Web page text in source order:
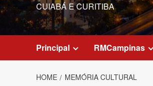
CUIABÁ E CURITIBA
Principal RMCampinas
HOME MEMÓRIA CULTURAL